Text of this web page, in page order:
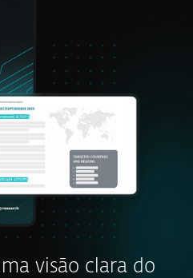
visão clara do